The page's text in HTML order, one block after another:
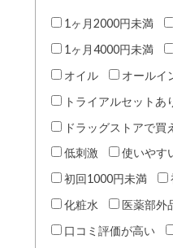
1ヶ月2000円未満
1ヶ月4000円未満
オイル
オールイ
トライアルセットあ
ドラッグストアで買
低刺激
使いやす
初回1000円未満
化粧水
医薬部外
口コミ評価が高い